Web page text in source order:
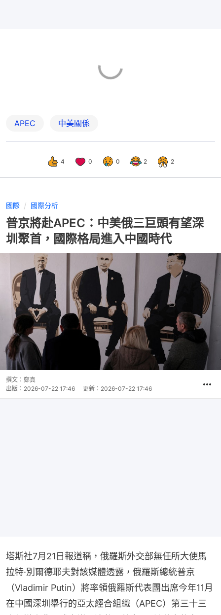
APEC 中美關係
4 0 0 2 2
國際 國際分析
普京將赴APEC：中美俄三巨頭有望深
圳聚首，國際格局進入中國時代
撰文： 鄭真
出版： 2026-07-22 17:46 更新： 2026-07-22 17:46
塔斯社7月21日報道稱，俄羅斯外交部無任所大使馬
拉特·別爾德耶夫對該媒體透露，俄羅斯總統普京
（Vladimir Putin）將率領俄羅斯代表團出席今年11月
在中國深圳舉行的亞太經合組織（APEC）第三十三